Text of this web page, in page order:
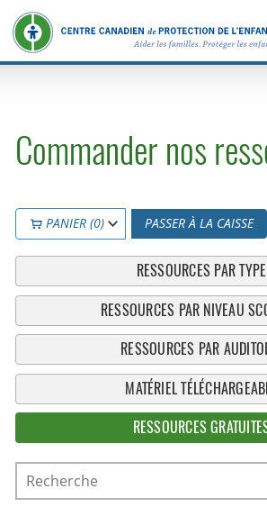
Commander nos
PANIER (0) PASSER À LA CAISSE
RESSOURCES PAR TYPE
RESSOURCES PAR NIVEAU
RESSOURCES PAR
MATÉRIEL
RESSOURCES
Recherche